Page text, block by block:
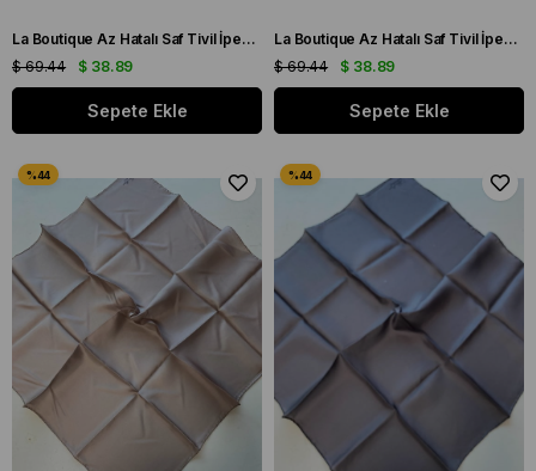
La Boutique Az Hatalı Saf Tivil İpek Eşarp Bebe Mavisi Düz Renk
$ 38.89
$ 69.44
Sepete Ekle
La Boutique Az Hatalı Saf Tivil İpek Eşarp Acı Kahve Düz Renk
$ 38.89
$ 69.44
Sepete Ekle